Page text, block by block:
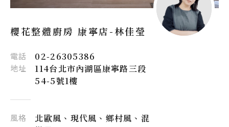
櫻花整體廚房 康寧店-林佳瑩
電話 02-26305386
地址
114台北市內湖區康寧路三段
54-5號1樓
風格
北歐風、現代風、鄉村風、混